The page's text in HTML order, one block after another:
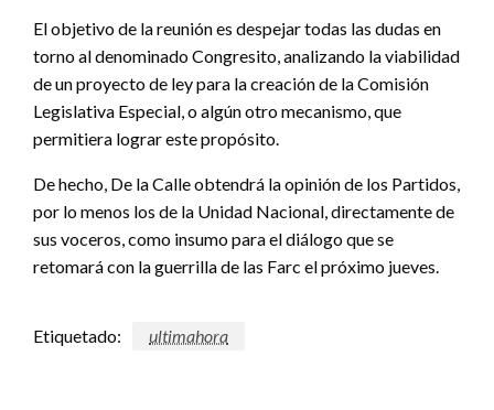
El objetivo de la reunión es despejar todas las dudas en
torno al denominado Congresito, analizando la viabilidad
de un proyecto de ley para la creación de la Comisión
Legislativa Especial, o algún otro mecanismo, que
permitiera lograr este propósito.
De hecho, De la Calle obtendrá la opinión de los Partidos,
por lo menos los de la Unidad Nacional, directamente de
sus voceros, como insumo para el diálogo que se
retomará con la guerrilla de las Farc el próximo jueves.
Etiquetado: ultimahora